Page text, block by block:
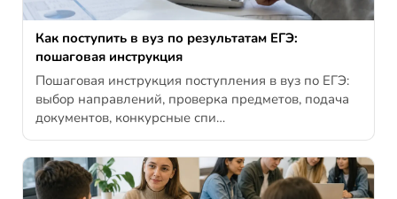
Как поступить в вуз по результатам ЕГЭ:
пошаговая инструкция
Пошаговая инструкция поступления в вуз по ЕГЭ:
выбор направлений, проверка предметов, подача
документов, конкурсные спи…